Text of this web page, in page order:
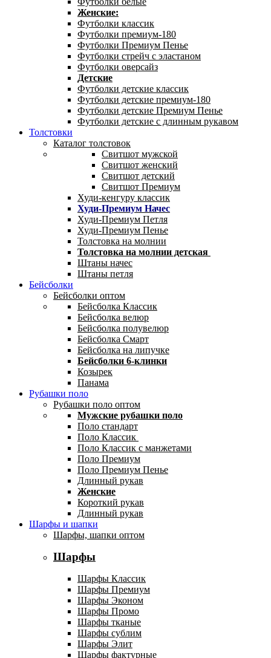
Женские:
Футболки классик
Футболки премиум-180
Футболки Премиум Пенье
Футболки стрейч с эластаном
Футболки оверсайз
Детские
Футболки детские классик
Футболки детские премиум-180
Футболки детские Премиум Пенье
Футболки детские с длинным рукавом
Толстовки
Каталог толстовок
Свитшот мужской
Свитшот женский
Свитшот детский
Свитшот Премиум
Худи-кенгуру классик
Худи-Премиум Начес
Худи-Премиум Петля
Худи-Премиум Пенье
Толстовка на молнии
Толстовка на молнии детская
Штаны начес
Штаны петля
Бейсболки
Бейсболки оптом
Бейсболка Классик
Бейсболка велюр
Бейсболка полувелюр
Бейсболка Смарт
Бейсболка на липучке
Бейсболки 6-клинки
Козырек
Панама
Рубашки поло
Рубашки поло оптом
Мужские рубашки поло
Поло стандарт
Поло Классик
Поло Классик с манжетами
Поло Премиум
Поло Премиум Пенье
Длинный рукав
Женские
Короткий рукав
Длинный рукав
Шарфы и шапки
Шарфы, шапки оптом
Шарфы
Шарфы Классик
Шарфы Премиум
Шарфы Эконом
Шарфы Промо
Шарфы тканые
Шарфы сублим
Шарфы Элит
Шарфы фактурные